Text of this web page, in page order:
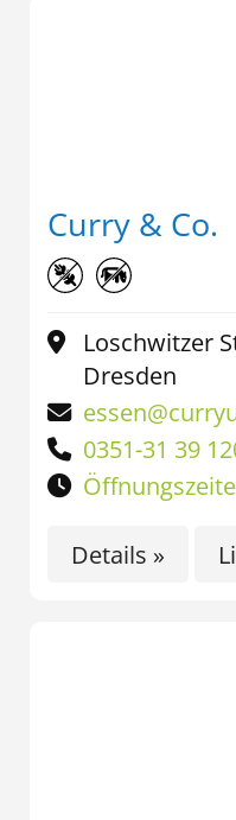
Curry & Co.
Loschwitzer
Dresden
0351-31 39
Details »